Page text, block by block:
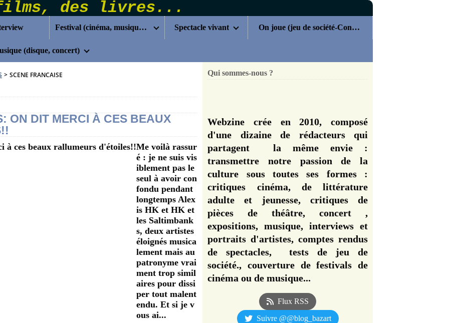
Festival (cinéma, musique...) Spectacle vivant On joue (jeu de société-Concours)
(disque, concert)
> SCENE FRANCAISE
ON DIT MERCI À CES BEAUX
Me voilà rassur
é : je ne suis vis
iblement pas le
seul à avoir con
fondu pendant
longtemps Alex
is HK et HK et
les Saltimbank
s, deux artistes
éloignés musica
lement mais au
patronyme vrai
ment trop simil
aires pour dissi
per tout malent
endu. Et si je v
ous ai...
Qui sommes-nous ?
Webzine crée en 2010, composé
d'une dizaine de rédacteurs qui
partagent la même envie :
transmettre notre passion de la
culture sous toutes ses formes :
critiques cinéma, de littérature
adulte et jeunesse, critiques de
pièces de théâtre, concert ,
expositions, musique, interviews et
portraits d'artistes, comptes rendus
de spectacles, tests de jeu de
société., couverture de festivals de
cinéma ou de musique...
Flux RSS
Suivre @@blog_bazart